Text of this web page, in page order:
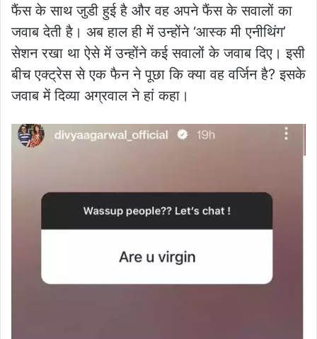
फैंस के साथ जुडी हुई है और वह अपने फैंस के सवालों का
जवाब देती है। अब हाल ही में उन्होंने ‘आस्क मी एनीथिंग’
सेशन रखा था ऐसे में उन्होंने कई सवालों के जवाब दिए। इसी
बीच एक्ट्रेस से एक फैन ने पूछा कि क्या वह वर्जिन है? इसके
जवाब में दिव्या अग्रवाल ने हां कहा।